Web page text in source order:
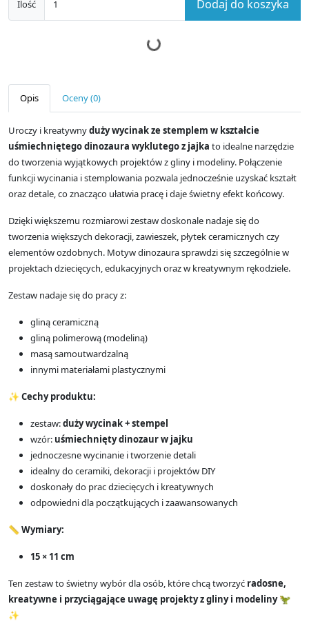
Ilość Dodaj do koszyka
Opis Oceny (0)
Uroczy i kreatywnyduży wycinak ze stemplem w kształcie
uśmiechniętego dinozaura wyklutego z jajka to idealne narzędzie
do tworzenia wyjątkowych projektów z gliny i modeliny. Połączenie
funkcji wycinania i stemplowania pozwala jednocześnie uzyskać kształt
oraz detale, co znacząco ułatwia pracę i daje świetny efekt końcowy.
Dzięki większemu rozmiarowi zestaw doskonale nadaje się do
tworzenia większych dekoracji, zawieszek, płytek ceramicznych czy
elementów ozdobnych. Motyw dinozaura sprawdzi się szczególnie w
projektach dziecięcych, edukacyjnych oraz w kreatywnym rękodziele.
Zestaw nadaje się do pracy z:
gliną ceramiczną
gliną polimerową (modeliną)
masą samoutwardzalną
innymi materiałami plastycznymi
✨ Cechy produktu:
zestaw:duży wycinak + stempel
wzór: uśmiechnięty dinozaur w jajku
jednoczesne wycinanie i tworzenie detali
idealny do ceramiki, dekoracji i projektów DIY
doskonały do prac dziecięcych i kreatywnych
odpowiedni dla początkujących i zaawansowanych
📏Wymiary:
15 × 11 cm
Ten zestaw to świetny wybór dla osób, które chcą tworzyć radosne,
kreatywne i przyciągające uwagę projekty z gliny i modeliny🦖
✨